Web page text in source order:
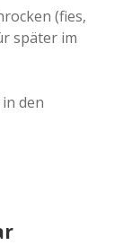
(fies,
später im
den